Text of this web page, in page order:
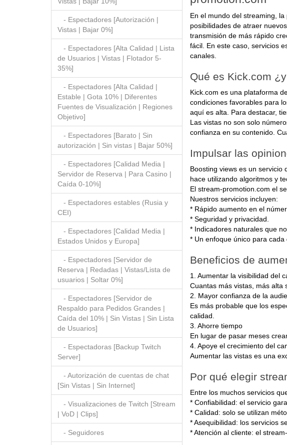
- Espectadores [Autorización |
Vistas | Bajar 0%]
- Espectadores [Alta Calidad | Lista
de Usuarios | Vistas | Flotador 5-
35%]
- Espectadores [Alta Calidad |
Estable | Gota 10% | Diferentes
Fuentes de Visualización | Regiones
Objetivo]
- Espectadores [Barato | Sin
autorización | Sin vistas | Bajar 50%]
- Espectadores [Calidad Media |
Servidor de Reserva | Para Casino |
Caída 0-10%]
- Espectadores estables (Rusia y
CEI)
- Espectadores [Calidad Media |
Estados Unidos y Europa]
- Espectadores [Servidor de
Reserva | Redadas | Vistas/Lista de
usuarios | Soltar 0%]
- Espectadores [Servidor de
Respaldo para Pedidos Grandes |
Caída del 10% | Sin Vistas | Sin Lista
de Usuarios]
- Espectadoras [Backup Twitch
Server]
- Autorización de cuentas de chat
[Sin Vistas | Sin Internet]
- Visualizaciones de Twitch [Stream
| VoD | Clips]
- Seguidores
En el mundo del streaming,
posibilidades de atraer
transmisión de más rápido
fácil. En este caso, servicios
canales.
Qué es Kick.com
Kick.com es una plataforma
condiciones favorables para
aquí es alta. Para destacar,
Las vistas no son solo
confianza en su contenido.
Impulsar las
Boosting views es un
hace utilizando algoritmos y
El stream-promotion.com el
Nuestros servicios incluyen:
* Rápido aumento en el
* Seguridad y privacidad.
* Indicadores naturales que
* Un enfoque único para cada
Beneficios de
1. Aumentar la visibilidad del
Cuantas más vistas, más alta
2. Mayor confianza de la
Es más probable que los
calidad.
3. Ahorre tiempo
En lugar de pasar meses
4. Apoye el crecimiento del
Aumentar las vistas es una
Por qué elegir
Entre los muchos servicios
* Confiabilidad: el servicio
* Calidad: solo se utilizan
* Asequibilidad: los servicios
* Atención al cliente: el